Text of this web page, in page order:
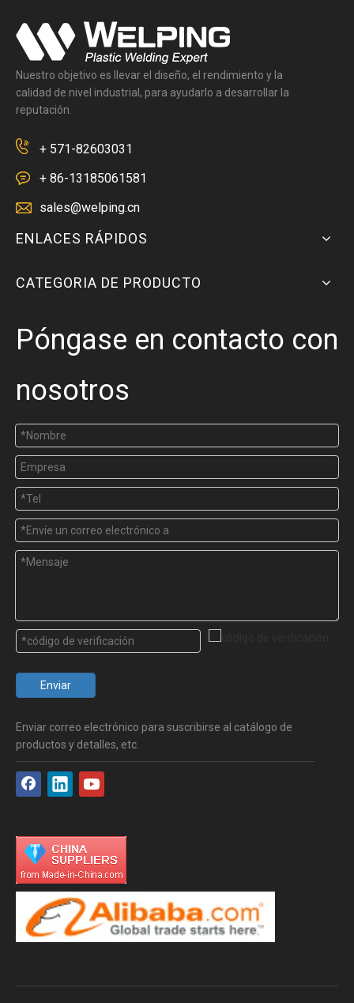
Nuestro objetivo es llevar el diseño, el rendimiento y la
calidad de nivel industrial, para ayudarlo a desarrollar la
reputación.
+ 571-82603031
+ 86-13185061581
sales@welping.cn
ENLACES RÁPIDOS
CATEGORIA DE PRODUCTO
Póngase en contacto con
nosotros
Enviar
Enviar correo electrónico para suscribirse al catálogo de
productos y detalles, etc.